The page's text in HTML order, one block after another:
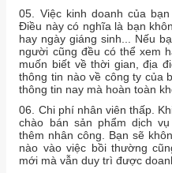
05. Việc kinh doanh của
Điều này có nghĩa là bạn
hay ngày giáng sinh... Nếu
người cũng đều có thể xem
muốn biết về thời gian, địa
thông tin nào về công ty của
thông tin nay mà hoàn toàn
06. Chi phí nhân viên thấp.
chào bán sản phẩm dịch
thêm nhân công. Bạn sẽ
nào vào việc bồi thường
mới mà vẫn duy trì được